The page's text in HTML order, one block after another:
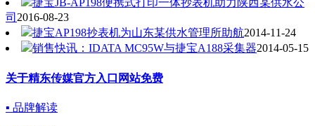
捷宝JB-AP198便携式打印一体抄表机助力陕西某供水公
司 2016-08-23
捷宝AP198抄表机为山东某供水管理所助航2014-11-24
销售快讯：IDATA MC95W与捷宝A188采集器2014-05-15
关于精东传媒官方入口网站免费
▪ 品牌解读